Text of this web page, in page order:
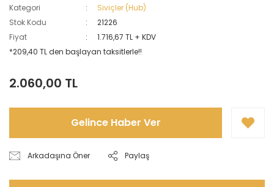
Kategori
Siviçler (Hub)
Stok Kodu
21226
Fiyat
1.716,67 TL + KDV
*209,40 TL den başlayan taksitlerle!!
2.060,00 TL
Gelince Haber Ver
Arkadaşına Öner Paylaş